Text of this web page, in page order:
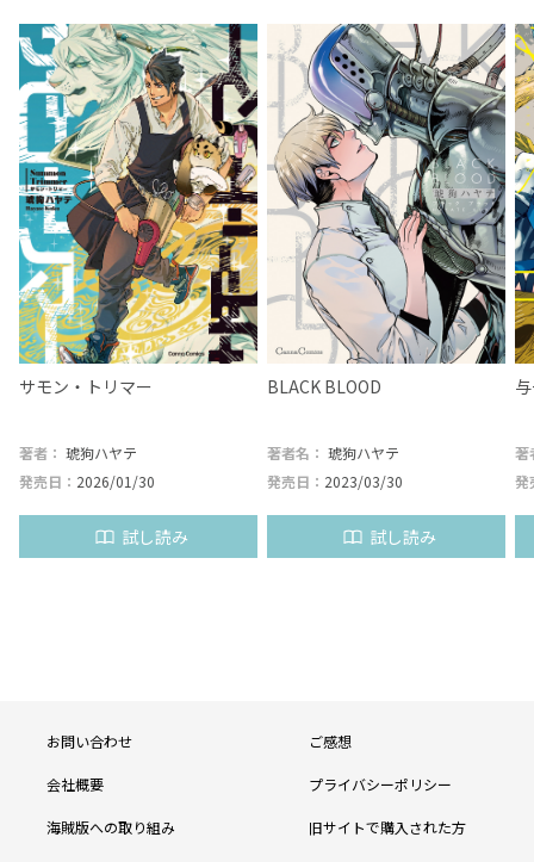
る。それは命の危機に瀕したあまりにも無謀なことだっ
た。三日目、意識を失いかけた彼は言葉も容姿も異なるネ
イティブのトトに助けられる。友好関係にない二人だった
が、トトはフランを町まで導いてくれた。礼も言えずに別
れてしまい、フランはトトのことが気にかかるが──。
サモン・トリマー
著者： 琥狗ハヤテ
発売日： 2026/01/30
試し読み
BLACK BLOOD
著者名： 琥狗ハヤテ
発売日： 2023/03/30
試し読み
著
発
お問い合わせ ご感想
会社概要 プライバシーポリシー
海賊版への取り組み 旧サイトで購入された方